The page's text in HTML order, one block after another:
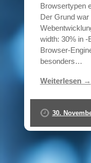
Browsertypen
Der Grund
width: 30% in -
Browser-
besonders…
Weiterlesen →
30.